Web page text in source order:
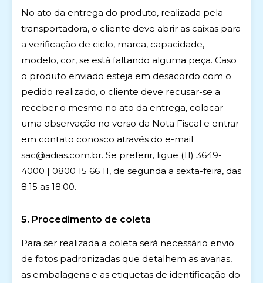
No ato da entrega do produto, realizada pela
transportadora, o cliente deve abrir as caixas para
a verificação de ciclo, marca, capacidade,
modelo, cor, se está faltando alguma peça. Caso
o produto enviado esteja em desacordo com o
pedido realizado, o cliente deve recusar-se a
receber o mesmo no ato da entrega, colocar
uma observação no verso da Nota Fiscal e entrar
em contato conosco através do e-mail
sac@adias.com.br. Se preferir, ligue (11) 3649-
4000 | 0800 15 66 11, de segunda a sexta-feira, das
8:15 as 18:00.
5. Procedimento de coleta
Para ser realizada a coleta será necessário envio
de fotos padronizadas que detalhem as avarias,
as embalagens e as etiquetas de identificação do